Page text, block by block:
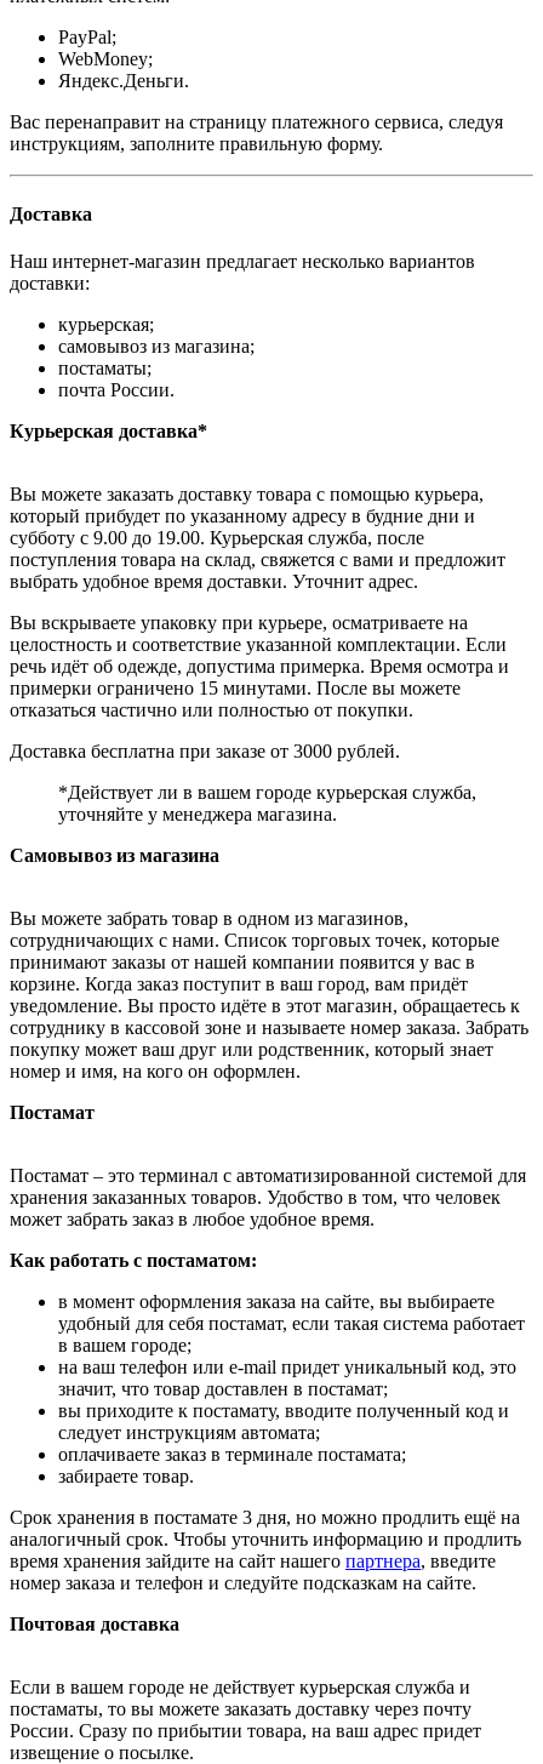
PayPal;
WebMoney;
Яндекс.Деньги.
Вас перенаправит на страницу платежного сервиса, следуя
инструкциям, заполните правильную форму.
Доставка
Наш интернет-магазин предлагает несколько вариантов
доставки:
курьерская;
самовывоз из магазина;
постаматы;
почта России.
Курьерская доставка*
Вы можете заказать доставку товара с помощью курьера,
который прибудет по указанному адресу в будние дни и
субботу с 9.00 до 19.00. Курьерская служба, после
поступления товара на склад, свяжется с вами и предложит
выбрать удобное время доставки. Уточнит адрес.
Вы вскрываете упаковку при курьере, осматриваете на
целостность и соответствие указанной комплектации. Если
речь идёт об одежде, допустима примерка. Время осмотра и
примерки ограничено 15 минутами. После вы можете
отказаться частично или полностью от покупки.
Доставка бесплатна при заказе от 3000 рублей.
*Действует ли в вашем городе курьерская служба,
уточняйте у менеджера магазина.
Самовывоз из магазина
Вы можете забрать товар в одном из магазинов,
сотрудничающих с нами. Список торговых точек, которые
принимают заказы от нашей компании появится у вас в
корзине. Когда заказ поступит в ваш город, вам придёт
уведомление. Вы просто идёте в этот магазин, обращаетесь к
сотруднику в кассовой зоне и называете номер заказа. Забрать
покупку может ваш друг или родственник, который знает
номер и имя, на кого он оформлен.
Постамат
Постамат – это терминал с автоматизированной системой для
хранения заказанных товаров. Удобство в том, что человек
может забрать заказ в любое удобное время.
Как работать с постаматом:
в момент оформления заказа на сайте, вы выбираете
удобный для себя постамат, если такая система работает
в вашем городе;
на ваш телефон или e-mail придет уникальный код, это
значит, что товар доставлен в постамат;
вы приходите к постамату, вводите полученный код и
следует инструкциям автомата;
оплачиваете заказ в терминале постамата;
забираете товар.
Срок хранения в постамате 3 дня, но можно продлить ещё на
аналогичный срок. Чтобы уточнить информацию и продлить
время хранения зайдите на сайт нашего партнера, введите
номер заказа и телефон и следуйте подсказкам на сайте.
Почтовая доставка
Если в вашем городе не действует курьерская служба и
постаматы, то вы можете заказать доставку через почту
России. Сразу по прибытии товара, на ваш адрес придет
извещение о посылке.